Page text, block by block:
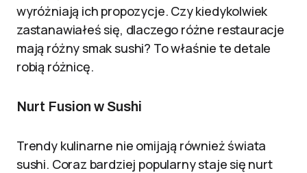
wyróżniają ich propozycje. Czy kiedykolwiek
zastanawiałeś się, dlaczego różne restauracje
mają różny smak sushi? To właśnie te detale
robią różnicę.
Nurt Fusion w Sushi
Trendy kulinarne nie omijają również świata
sushi. Coraz bardziej popularny staje się nurt